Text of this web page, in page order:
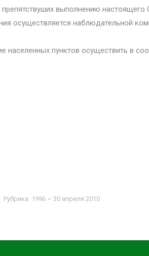
выполнению настоящего
осуществляется наблюдательной
пунктов осуществить в
Рубрика: 1996 30 апреля 2010